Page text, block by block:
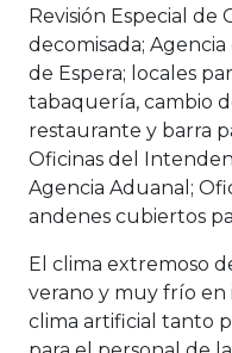
Revisión Especial de
decomisada;
de Espera; locales
tabaquería, cambio
restaurante y barra
Oficinas del
Agencia Aduanal;
andenes cubiertos
El clima extremoso
verano y muy frío en
clima artificial tanto